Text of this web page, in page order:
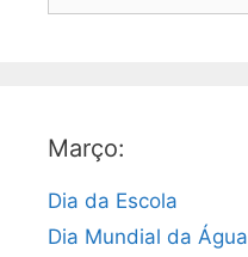
Março:
Dia da Escola
Dia Mundial da Água